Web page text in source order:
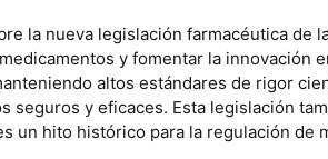
la nueva legislación farmacéutica de
y fomentar la innovación
altos estándares de rigor
y eficaces. Esta legislación
un hito histórico para la regulación de